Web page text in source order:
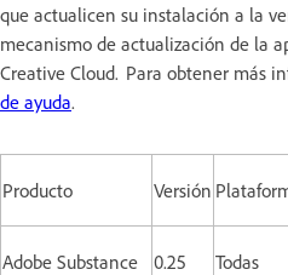
que actualicen su instalación a la
mecanismo de actualización de la
Creative Cloud. Para obtener más
de ayuda.
Producto Versión
Adobe Substance
0.25 Todas